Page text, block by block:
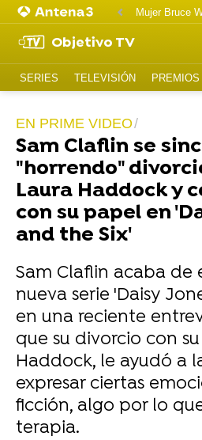
Mujer Bruce
Objetivo TV
SERIES TELEVISIÓN
EN PRIME VIDEO
Sam Claflin se
"horrendo"
Laura Haddock y
con su papel en
and the Six'
Sam Claflin acaba de
nueva serie 'Daisy
en una reciente
que su divorcio con
Haddock, le ayudó a
expresar ciertas
ficción, algo por lo
terapia.